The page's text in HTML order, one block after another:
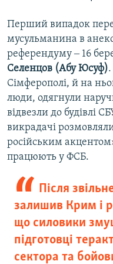
Перший випадок
мусульманина в
референдуму ‒ 16
Селенцов (Абу Юсуф)
Сімферополі, й на
люди, одягнули
відвезли до будівлі
викрадачі
російським
працюють у ФСБ.
Після
залишив Крим і
що силовики
підготовці
сектора та